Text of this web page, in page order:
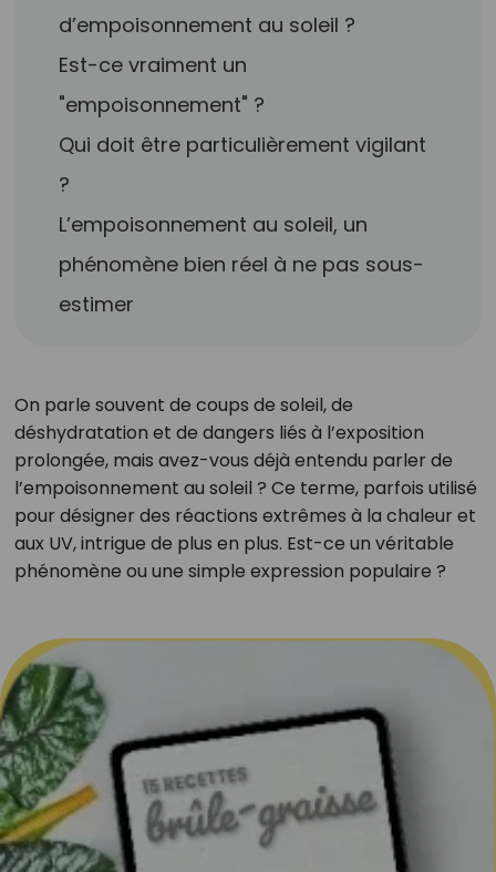
d’empoisonnement au soleil ?
Est-ce vraiment un
"empoisonnement" ?
Qui doit être particulièrement vigilant
?
L’empoisonnement au soleil, un
phénomène bien réel à ne pas sous-
estimer
On parle souvent de coups de soleil, de
déshydratation et de dangers liés à l’exposition
prolongée, mais avez-vous déjà entendu parler de
l’empoisonnement au soleil ? Ce terme, parfois utilisé
pour désigner des réactions extrêmes à la chaleur et
aux UV, intrigue de plus en plus. Est-ce un véritable
phénomène ou une simple expression populaire ?